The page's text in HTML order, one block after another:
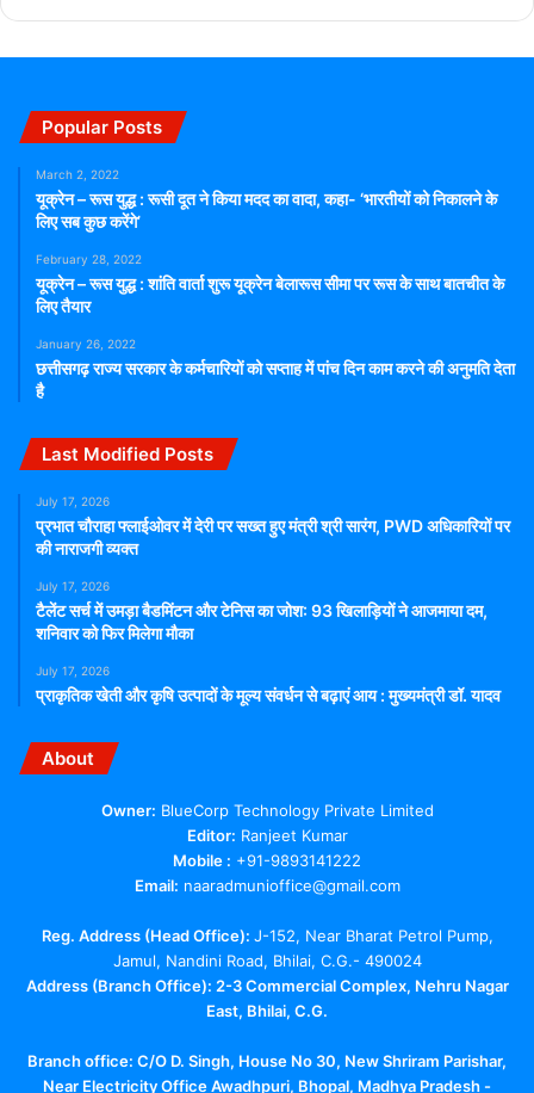
Popular Posts
March 2, 2022
यूक्रेन – रूस युद्ध : रूसी दूत ने किया मदद का वादा, कहा- ‘भारतीयों को निकालने के
लिए सब कुछ करेंगे’
February 28, 2022
यूक्रेन – रूस युद्ध : शांति वार्ता शुरू यूक्रेन बेलारूस सीमा पर रूस के साथ बातचीत के
लिए तैयार
January 26, 2022
छत्तीसगढ़ राज्य सरकार के कर्मचारियों को सप्ताह में पांच दिन काम करने की अनुमति देता
है
Last Modified Posts
July 17, 2026
प्रभात चौराहा फ्लाईओवर में देरी पर सख्त हुए मंत्री श्री सारंग, PWD अधिकारियों पर
की नाराजगी व्यक्त
July 17, 2026
टैलेंट सर्च में उमड़ा बैडमिंटन और टेनिस का जोश: 93 खिलाड़ियों ने आजमाया दम,
शनिवार को फिर मिलेगा मौका
July 17, 2026
प्राकृतिक खेती और कृषि उत्पादों के मूल्य संवर्धन से बढ़ाएं आय : मुख्यमंत्री डॉ. यादव
About
Owner: BlueCorp Technology Private Limited
Editor: Ranjeet Kumar
Mobile : +91-9893141222
Email: naaradmunioffice@gmail.com
Reg. Address (Head Office): J-152, Near Bharat Petrol Pump,
Jamul, Nandini Road, Bhilai, C.G.- 490024
Address (Branch Office): 2-3 Commercial Complex, Nehru Nagar
East, Bhilai, C.G.
Branch office: C/O D. Singh, House No 30, New Shriram Parishar,
Near Electricity Office Awadhpuri, Bhopal, Madhya Pradesh -